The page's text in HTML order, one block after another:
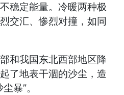
稳定能量。冷暖两种极
交汇、惨烈对撞，如同
和我国东北西部地区降
了地表干涸的沙尘，造
暴”。